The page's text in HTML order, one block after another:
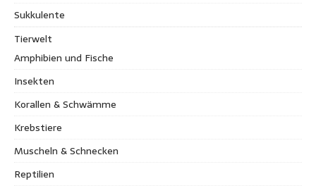
Sukkulente
Tierwelt
Amphibien und Fische
Insekten
Korallen & Schwämme
Krebstiere
Muscheln & Schnecken
Reptilien